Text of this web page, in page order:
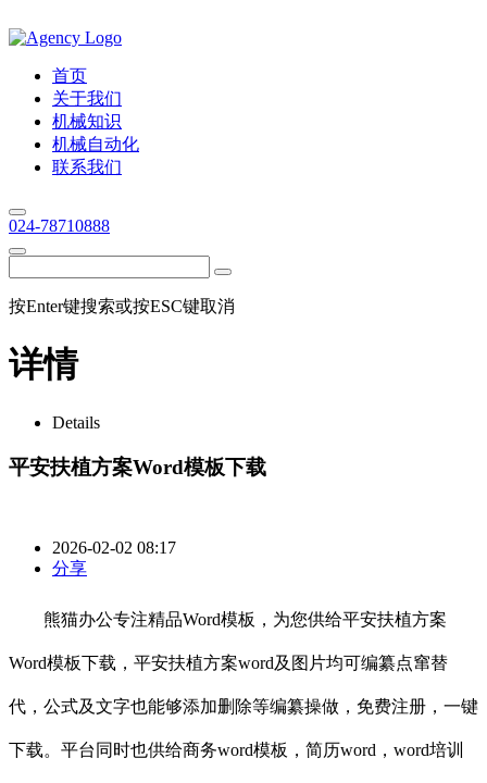
首页
关于我们
机械知识
机械自动化
联系我们
024-78710888
按Enter键搜索或按ESC键取消
详情
Details
平安扶植方案Word模板下载
2026-02-02 08:17
分享
熊猫办公专注精品Word模板，为您供给平安扶植方案
Word模板下载，平安扶植方案word及图片均可编纂点窜替
代，公式及文字也能够添加删除等编纂操做，免费注册，一键
下载。平台同时也供给商务word模板，简历word，word培训